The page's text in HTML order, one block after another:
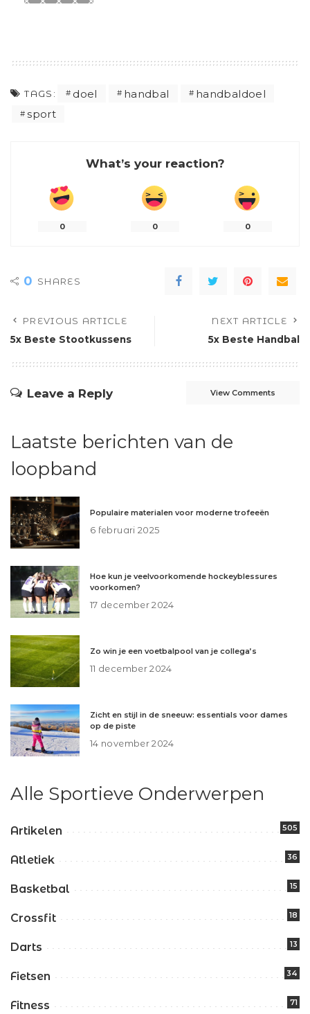
TAGS: doel handbal
handbaldoel
sport
What’s your reaction?
0 0 0
0 SHARES
PREVIOUS ARTICLE
5x Beste Stootkussens
NEXT ARTICLE
5x Beste Handbal
Leave a Reply View Comments
Laatste berichten van de
loopband
Populaire materialen voor moderne trofeeën
6 februari 2025
Hoe kun je veelvoorkomende hockeyblessures
voorkomen?
17 december 2024
Zo win je een voetbalpool van je collega’s
11 december 2024
Zicht en stijl in de sneeuw: essentials voor dames
op de piste
14 november 2024
Alle Sportieve Onderwerpen
Artikelen 505
Atletiek 36
Basketbal 15
Crossfit 18
Darts 13
Fietsen 34
Fitness 71